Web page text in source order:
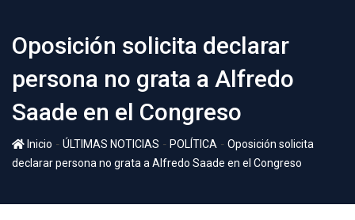
Oposición solicita declarar
persona no grata a Alfredo
Saade en el Congreso
Inicio - ÚLTIMAS NOTICIAS - POLÍTICA - Oposición solicita
declarar persona no grata a Alfredo Saade en el Congreso